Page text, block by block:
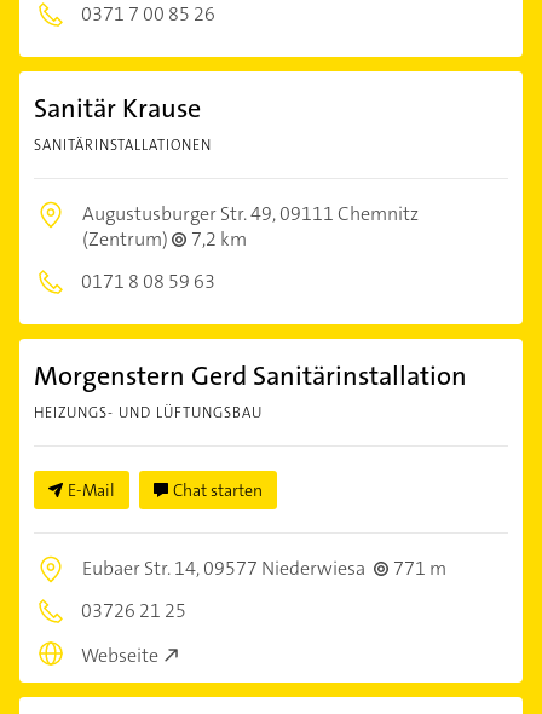
0371 7 00 85 26
Sanitär Krause
SANITÄRINSTALLATIONEN
Augustusburger Str. 49,09111 Chemnitz
(Zentrum)
7,2 km
0171 8 08 59 63
Morgenstern Gerd Sanitärinstallation
HEIZUNGS- UND LÜFTUNGSBAU
E-Mail Chat starten
Eubaer Str. 14,09577 Niederwiesa
771 m
03726 21 25
Webseite